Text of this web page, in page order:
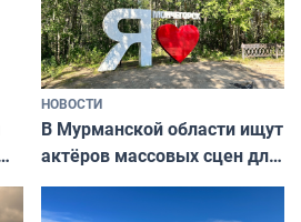
НОВОСТИ
В Мурманской области ищут
актёров массовых сцен для
съёмок в
короткометражном фильме